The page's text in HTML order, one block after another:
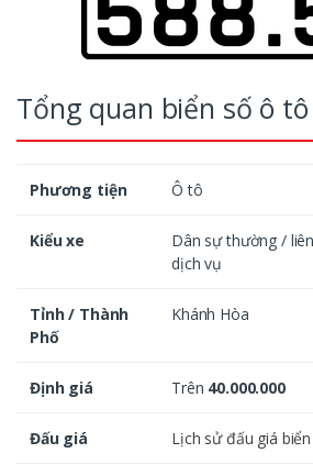
Tổng quan biển số ô
Phương tiện Ô tô
Kiểu xe
Dân sự thường /
dịch vụ
Tỉnh / Thành
Phố
Khánh Hòa
Định giá Trên 40.000.000
Đấu giá Lịch sử đấu giá